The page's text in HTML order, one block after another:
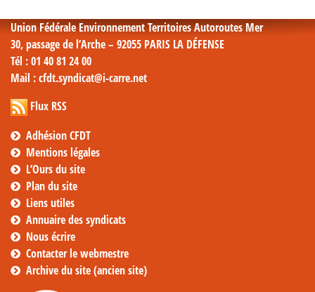
Union Fédérale Environnement Territoires Autoroutes Mer
30, passage de l’Arche – 92055 PARIS LA DÉFENSE
Tél : 01 40 81 24 00
Mail : cfdt.syndicat@i-carre.net
Flux RSS
Adhésion CFDT
Mentions légales
L’Ours du site
Plan du site
Liens utiles
Annuaire des syndicats
Nous écrire
Contacter le webmestre
Archive du site (ancien site)